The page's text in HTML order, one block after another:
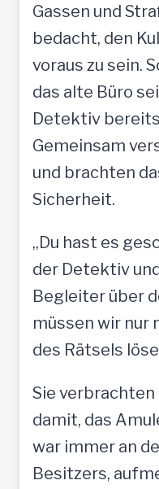
Gassen und
bedacht, den
voraus zu sein.
das alte Büro
Detektiv
Gemeinsam
und brachten
Sicherheit.
„Du hast es
der Detektiv
Begleiter über
müssen wir nur
des Rätsels
Sie
damit, das
war immer an
Besitzers,